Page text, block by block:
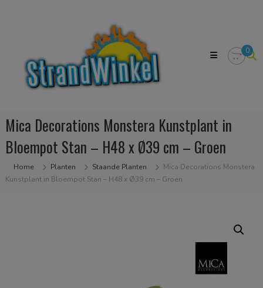
zodat
strandgevoel
in
huis
kan
halen
0
Mica Decorations Monstera Kunstplant in
Bloempot Stan – H48 x Ø39 cm – Groen
Home Planten Staande Planten
Mica Decorations Monstera
Kunstplant in Bloempot Stan – H48 x Ø39 cm – Groen